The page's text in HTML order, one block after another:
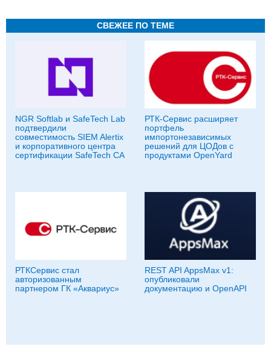
СВЕЖЕЕ ПО ТЕМЕ
NGR Softlab и SafeTech Lab
подтвердили
совместимость SIEM Alertix
и корпоративного центра
сертификации SafeTech CA
РТК-Сервис расширяет
портфель
импортонезависимых
решений для ЦОДов с
продуктами OpenYard
РТКСервис стал
авторизованным
партнером ГК «Аквариус»
REST API AppsMax v1:
опубликовали
документацию и OpenAPI